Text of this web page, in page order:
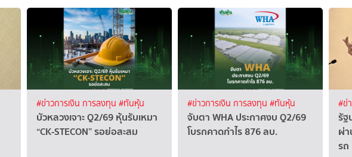
#ข่าวการเงิน การลงทุน #ทันหุ้น
บัวหลวงเจาะ Q2/69 หุ้นรับเหมา
“CK-STECON” รอย่อสะสม
#ข่าวการเงิน การลงทุน #ทันหุ้น
จับตา WHA ประกาศงบ Q2/69
โบรกคาดกำไร 876 ลบ.
#ข่
รัฐ
ผ่
รถ